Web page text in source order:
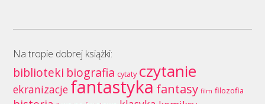
Na tropie dobrej książki:
biblioteki biografia cytaty czytanie
ekranizacje fantastykafantasy film filozofia